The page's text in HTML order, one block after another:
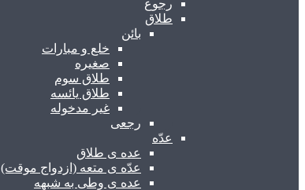
رجوع
طلاق
بائن
خلع و مبارات
صغیره
طلاق سوم
طلاق یائسه
غیر مدخوله
رجعی
عدّه
عده ی طلاق
عدّه ی متعه (ازدواج موقت)
عده ی وطی به شبهه